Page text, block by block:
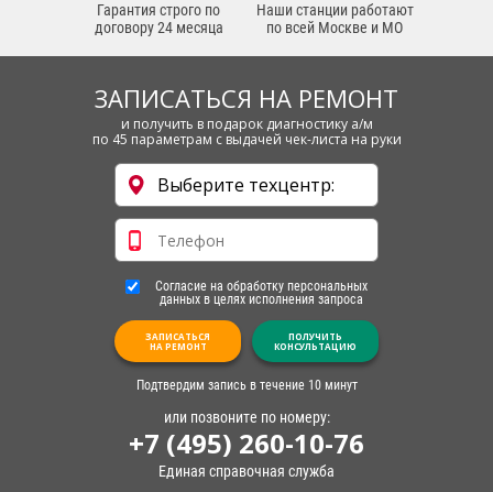
Гарантия строго по
договору 24 месяца
Наши станции работают
по всей Москве и МО
ЗАПИСАТЬСЯ НА РЕМОНТ
и получить в подарок диагностику а/м
по 45 параметрам с выдачей чек-листа на руки
Согласие на обработку персональных
данных в целях исполнения запроса
ЗАПИСАТЬСЯ
НА РЕМОНТ
ПОЛУЧИТЬ
КОНСУЛЬТАЦИЮ
Подтвердим запись в течение 10 минут
или позвоните по номеру:
+7 (495) 260-10-76
Единая справочная служба